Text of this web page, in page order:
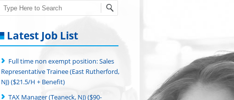
Search
Latest Job List
Full time non exempt position: Sales
Representative Trainee (East Rutherford,
NJ) ($21.5/H + Benefit)
TAX Manager (Teaneck, NJ) ($90-